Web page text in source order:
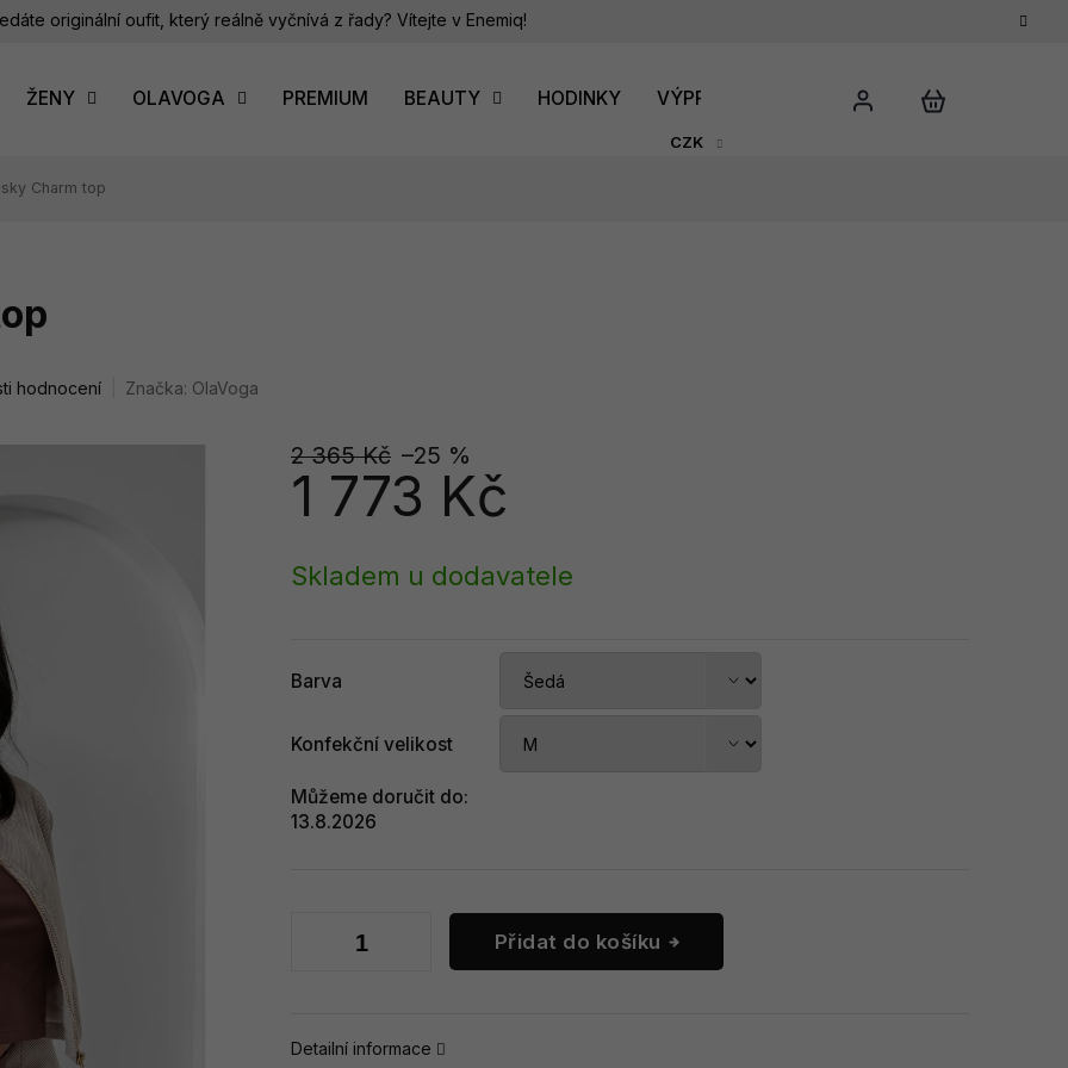
originální oufit, který reálně vyčnívá z řady? Vítejte v Enemiq!
CZK
ŽENY OLAVOGA PREMIUM BEAUTY HODINKY VÝPRODEJ DÁRKOVÝ POUKAZ
Charm top
hodnocení Značka: OlaVoga
2 365 Kč –25 %
1 773 Kč
cena:
Skladem u dodavatele
Barva
Konfekční velikost
Můžeme doručit do:
13.8.2026
Přidat do košíku
Detailní informace